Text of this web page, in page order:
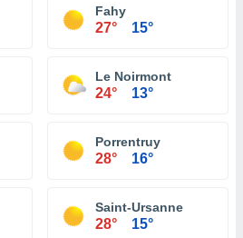
Fahy
27° 15°
Le Noirmont
24° 13°
Porrentruy
28° 16°
Saint-Ursanne
28° 15°